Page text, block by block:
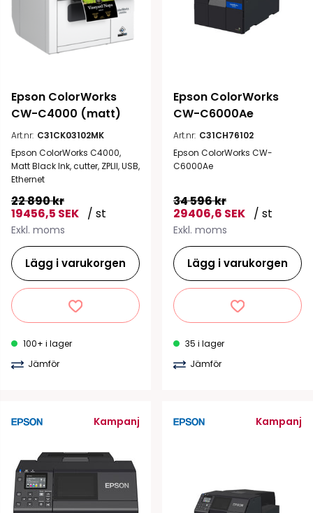
Epson ColorWorks
CW-C4000 (matt)
Art.nr: C31CK03102MK
Epson ColorWorks C4000,
Matt Black Ink, cutter, ZPLII, USB,
Ethernet
22 890 kr
19456,5 SEK / st
Exkl. moms
Lägg i varukorgen
100+ i lager
Jämför
Epson ColorWorks
CW-C6000Ae
Art.nr: C31CH76102
Epson ColorWorks CW-
C6000Ae
34 596 kr
29406,6 SEK / st
Exkl. moms
Lägg i varukorgen
35 i lager
Jämför
Kampanj Kampanj